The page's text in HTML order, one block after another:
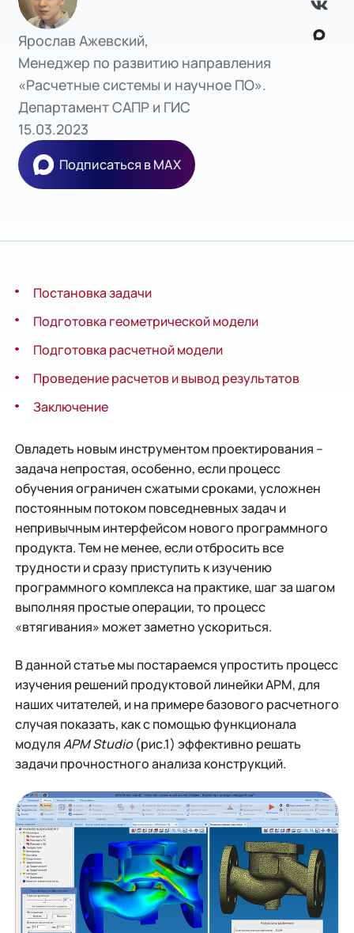
Ярослав Ажевский,
Менеджер по развитию направления
«Расчетные системы и научное ПО».
Департамент САПР и ГИС
15.03.2023
Подписаться в MAX
Постановка задачи
Подготовка геометрической модели
Подготовка расчетной модели
Проведение расчетов и вывод результатов
Заключение
Овладеть новым инструментом проектирования –
задача непростая, особенно, если процесс
обучения ограничен сжатыми сроками, усложнен
постоянным потоком повседневных задач и
непривычным интерфейсом нового программного
продукта. Тем не менее, если отбросить все
трудности и сразу приступить к изучению
программного комплекса на практике, шаг за шагом
выполняя простые операции, то процесс
«втягивания» может заметно ускориться.
В данной статье мы постараемся упростить процесс
изучения решений продуктовой линейки APM, для
наших читателей, и на примере базового расчетного
случая показать, как с помощью функционала
модуляAPM Studio(рис.1) эффективно решать
задачи прочностного анализа конструкций.